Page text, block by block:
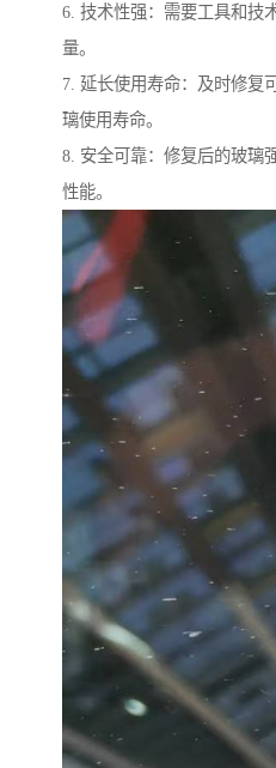
6. 技术性强：需要工具和技
量。
7. 延长使用寿命：及时修复
璃使用寿命。
8. 安全可靠：修复后的玻璃
性能。